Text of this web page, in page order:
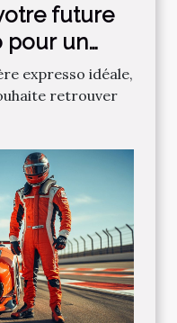
future
pour un
expresso idéale,
retrouver